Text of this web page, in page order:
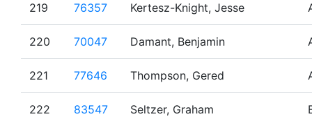
219 76357 Kertesz-Knight, Jesse
220 70047 Damant, Benjamin
221 77646 Thompson, Gered
222 83547 Seltzer, Graham